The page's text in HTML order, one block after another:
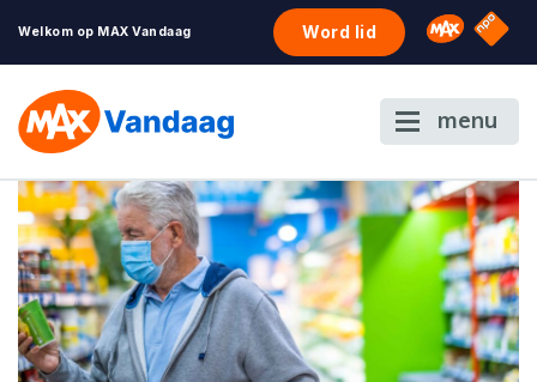
Welkom op MAX Vandaag Word lid Omroep
NPO
menu